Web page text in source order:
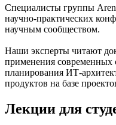
Специалисты группы
научно-практических
научным сообществом.
Наши эксперты читают
применения современных
планирования ИТ-
продуктов на базе
Лекции для